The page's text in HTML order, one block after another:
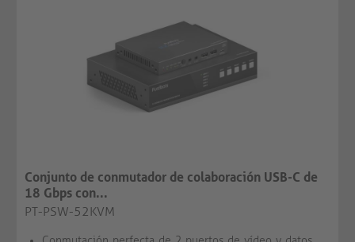
Conjunto de conmutador de colaboración USB-C de
18 Gbps con...
PT-PSW-52KVM